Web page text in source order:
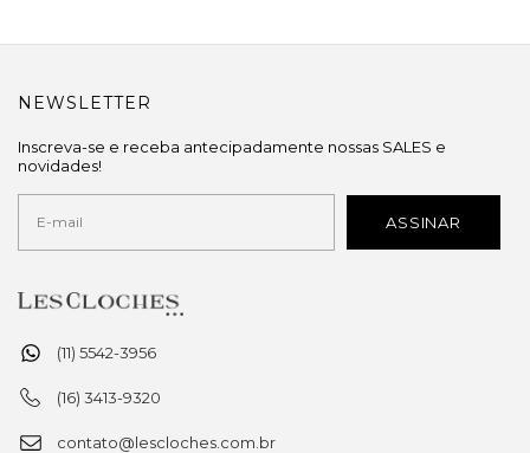
(11) 5542-3956
(16) 3413-9320
contato@lescloches.com.br
NEWSLETTER
Inscreva-se e receba antecipadamente nossas SALES e
novidades!